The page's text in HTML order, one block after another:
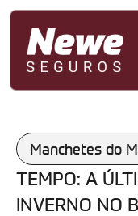
Manchetes do
TEMPO: A
INVERNO NO